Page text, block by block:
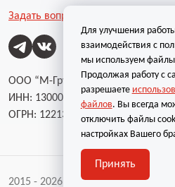
Задать вопрос
ООО “М-Групп”
ИНН: 1300002787
ОГРН: 1221300004232
2015 - 2026 | Все права защищены
Для улучшения
взаимодействия с
мы используем
Продолжая работу с
разрешаете
файлов. Вы всегда
отключить файлы
настройках Вашего
Принять